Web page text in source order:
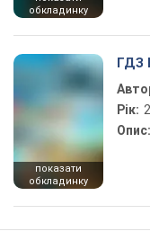
обкладинку
показати
обкладинку
ГДЗ
Рік:
Опис: